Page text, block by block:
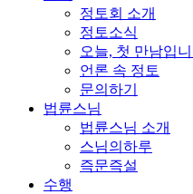
정토회 소개
정토소식
오늘, 첫 만남입
언론 속 정토
문의하기
법륜스님
법륜스님 소개
스님의하루
즉문즉설
수행